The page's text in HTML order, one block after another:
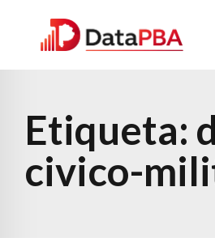
Etiqueta:
civico-